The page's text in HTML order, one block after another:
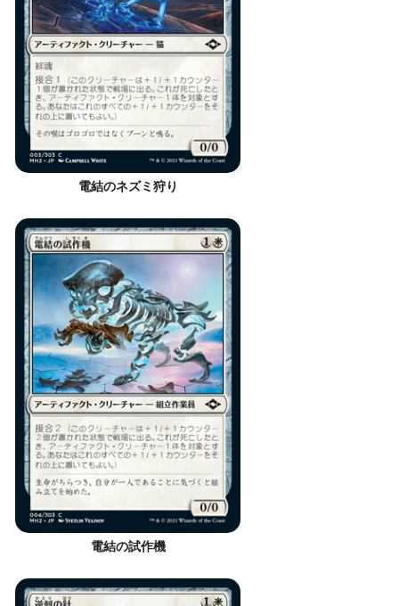
電結のネズミ狩り
電結の試作機